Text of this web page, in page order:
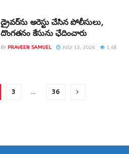
డ్రైవర్‌ను అరెస్టు చేసిన పోలీసులు,
దొంగతనం కేసును ఛేదించారు
BY PRAVEEN SAMUEL JULY 13, 2026 1.6K
3 … 36